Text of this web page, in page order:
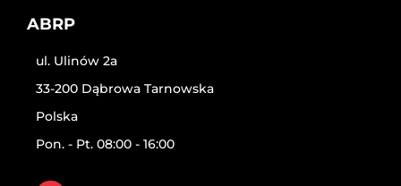
ABRP
ul. Ulinów 2a
33-200 Dąbrowa Tarnowska
Polska
Pon. - Pt. 08:00 - 16:00